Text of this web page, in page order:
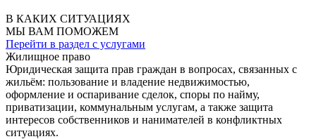
В КАКИХ СИТУАЦИЯХ
МЫ ВАМ ПОМОЖЕМ
Перейти в раздел с услугами
Жилищное право
Юридическая защита прав граждан в вопросах, связанных с
жильём: пользование и владение недвижимостью,
оформление и оспаривание сделок, споры по найму,
приватизации, коммунальным услугам, а также защита
интересов собственников и нанимателей в конфликтных
ситуациях.